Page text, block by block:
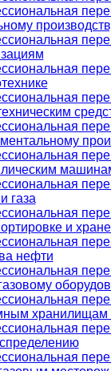
газа
и
нефти
хранилищам